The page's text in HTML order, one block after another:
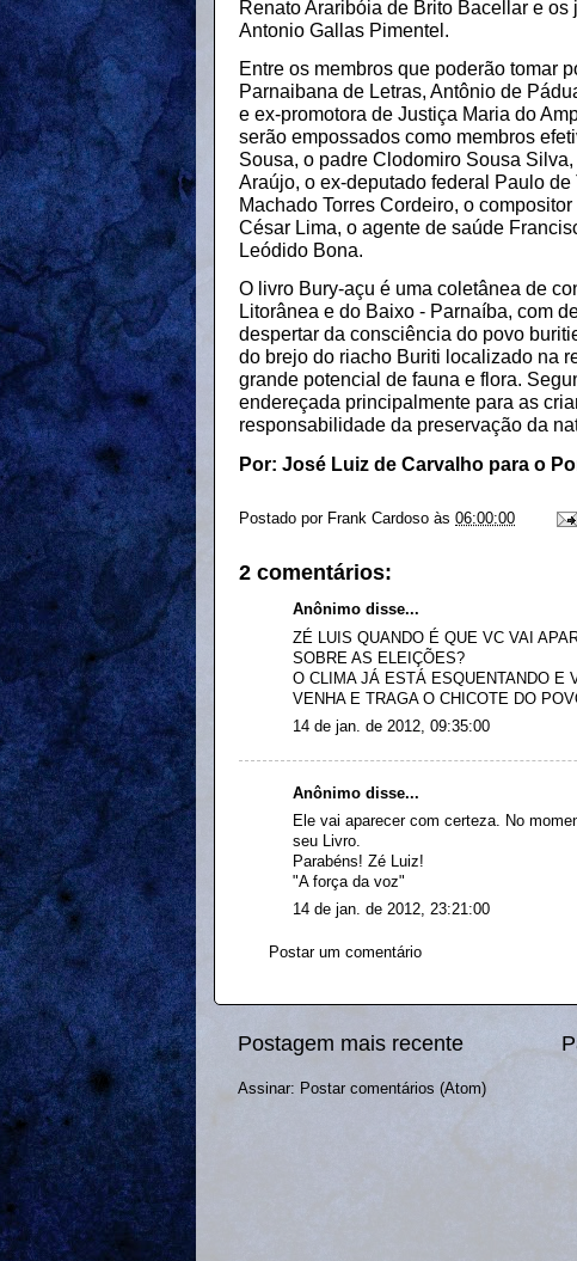
Renato Araribóia de Brito Bacellar e
Antonio Gallas Pimentel.
Entre os membros que poderão tomar
Parnaibana de Letras, Antônio de
e ex-promotora de Justiça Maria do
serão empossados como membros
Sousa, o padre Clodomiro Sousa
Araújo, o ex-deputado federal Paulo
Machado Torres Cordeiro, o
César Lima, o agente de saúde
Leódido Bona.
O livro Bury-açu é uma coletânea de
Litorânea e do Baixo - Parnaíba, com
despertar da consciência do povo
do brejo do riacho Buriti localizado na
grande potencial de fauna e flora.
endereçada principalmente para as
responsabilidade da preservação da
Por: José Luiz de Carvalho para o
Postado por Frank Cardoso às 06:00:00
2 comentários:
Anônimo disse...
ZÉ LUIS QUANDO É QUE VC VAI
SOBRE AS ELEIÇÕES?
O CLIMA JÁ ESTÁ ESQUENTANDO E
VENHA E TRAGA O CHICOTE DO
14 de jan. de 2012, 09:35:00
Anônimo disse...
Ele vai aparecer com certeza. No
seu Livro.
Parabéns! Zé Luiz!
"A força da voz"
14 de jan. de 2012, 23:21:00
Postar um comentário
Postagem mais recente
Assinar: Postar comentários (Atom)